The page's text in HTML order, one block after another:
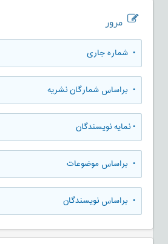
مرور
• شماره جاری
• براساس شمارگان نشریه
•نمایه نویسندگان
• براساس موضوعات
• براساس نویسندگان